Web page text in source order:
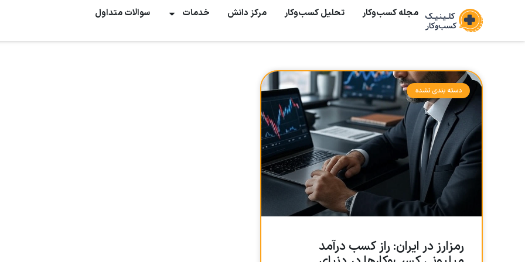
مجله کسب‌وکار تحلیل کسب‌و‌کار مرکز دانش خدمات سوالات متداول
دسته بندی نشده
رمزارز در ایران: راز کسب درآمد